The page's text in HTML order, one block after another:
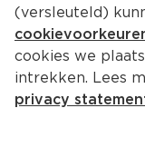
(versleuteld)
cookies we
intrekken. Lees
privacy